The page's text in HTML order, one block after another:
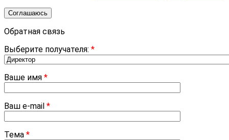
Соглашаюсь
Обратная связь
Выберите получателя: *
Ваше имя *
Ваш e-mail *
Тема *